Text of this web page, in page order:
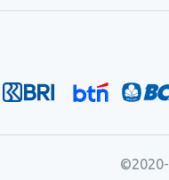
©2020-